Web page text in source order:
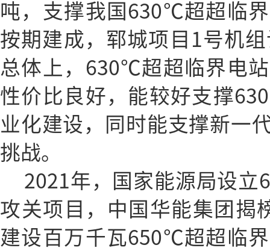
吨，支撑我国630℃超超临
按期建成，郓城项目1号机
总体上，630℃超超临界电
性价比良好，能较好支撑
业化建设，同时能支撑新一
挑战。
2021年，国家能源局设
攻关项目，中国华能集团揭
建设百万千瓦650℃超超临